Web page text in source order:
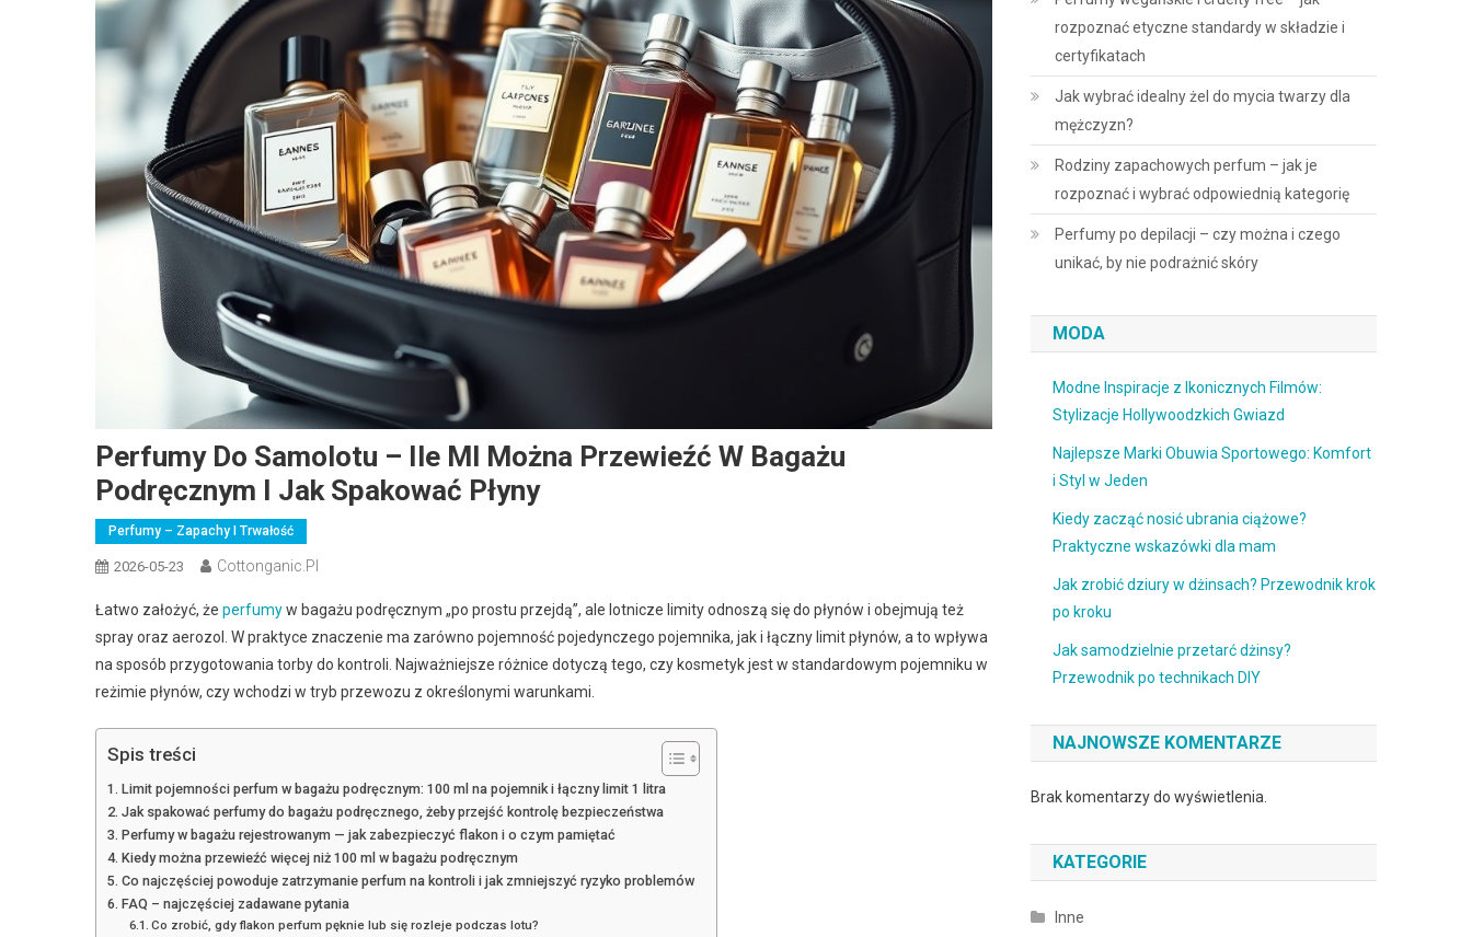
Perfumy Do Samolotu – Ile Ml Można Przewieźć W Bagażu
Podręcznym I Jak Spakować Płyny
Perfumy – Zapachy I Trwałość
2026-05-23 Cottonganic.pl
Łatwo założyć, że perfumyw bagażu podręcznym „po prostu przejdą”, ale lotnicze limity odnoszą się do płynów i obejmują też
spray oraz aerozol. W praktyce znaczenie ma zarówno pojemność pojedynczego pojemnika, jak i łączny limit płynów, a to wpływa
na sposób przygotowania torby do kontroli. Najważniejsze różnice dotyczą tego, czy kosmetyk jest w standardowym pojemniku w
reżimie płynów, czy wchodzi w tryb przewozu z określonymi warunkami.
Spis treści
Limit pojemności perfum w bagażu podręcznym: 100 ml na pojemnik i łączny limit 1 litra
Jak spakować perfumy do bagażu podręcznego, żeby przejść kontrolę bezpieczeństwa
Perfumy w bagażu rejestrowanym — jak zabezpieczyć flakon i o czym pamiętać
Kiedy można przewieźć więcej niż 100 ml w bagażu podręcznym
Co najczęściej powoduje zatrzymanie perfum na kontroli i jak zmniejszyć ryzyko problemów
FAQ – najczęściej zadawane pytania
Co zrobić, gdy flakon perfum pęknie lub się rozleje podczas lotu?
rozpoznać etyczne standardy w składzie i
certyfikatach
Jak wybrać idealny żel do mycia twarzy dla
mężczyzn?
Rodziny zapachowych perfum – jak je
rozpoznać i wybrać odpowiednią kategorię
Perfumy po depilacji – czy można i czego
unikać, by nie podrażnić skóry
MODA
Modne Inspiracje z Ikonicznych Filmów:
Stylizacje Hollywoodzkich Gwiazd
Najlepsze Marki Obuwia Sportowego: Komfort
i Styl w Jeden
Kiedy zacząć nosić ubrania ciążowe?
Praktyczne wskazówki dla mam
Jak zrobić dziury w dżinsach? Przewodnik krok
po kroku
Jak samodzielnie przetarć dżinsy?
Przewodnik po technikach DIY
NAJNOWSZE KOMENTARZE
Brak komentarzy do wyświetlenia.
KATEGORIE
Inne